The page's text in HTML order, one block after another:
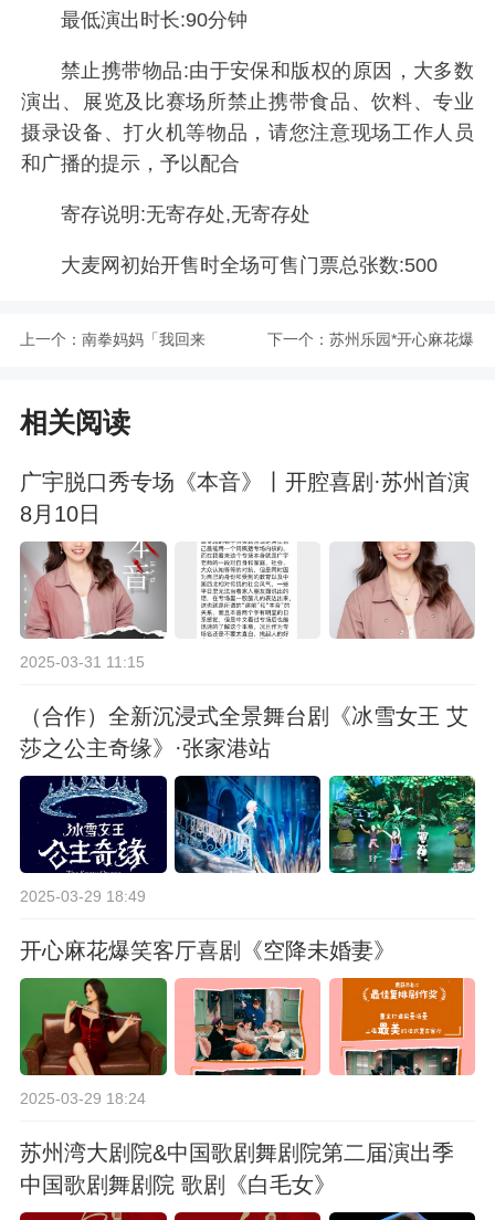
最低演出时长:90分钟
禁止携带物品:由于安保和版权的原因，大多数
演出、展览及比赛场所禁止携带食品、饮料、专业
摄录设备、打火机等物品，请您注意现场工作人员
和广播的提示，予以配合
寄存说明:无寄存处,无寄存处
大麦网初始开售时全场可售门票总张数:500
上一个： 南拳妈妈「我回来 下一个： 苏州乐园*开心麻花爆
相关阅读
广宇脱口秀专场《本音》丨开腔喜剧·苏州首演
8月10日
2025-03-31 11:15
（合作）全新沉浸式全景舞台剧《冰雪女王 艾
莎之公主奇缘》·张家港站
2025-03-29 18:49
开心麻花爆笑客厅喜剧《空降未婚妻》
2025-03-29 18:24
苏州湾大剧院&中国歌剧舞剧院第二届演出季
中国歌剧舞剧院 歌剧《白毛女》